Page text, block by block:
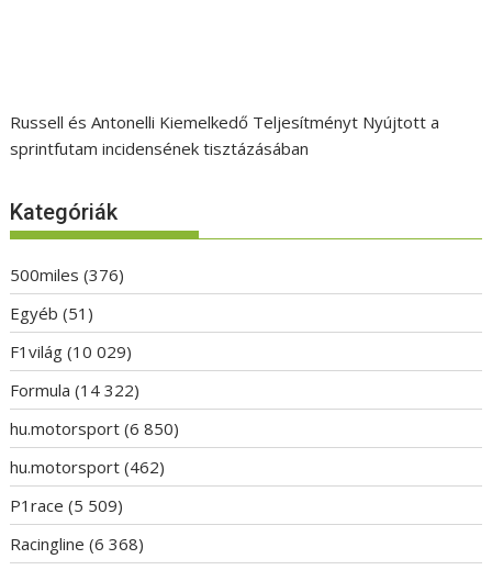
Russell és Antonelli Kiemelkedő Teljesítményt Nyújtott a
sprintfutam incidensének tisztázásában
Kategóriák
500miles (376)
Egyéb (51)
F1világ (10 029)
Formula (14 322)
hu.motorsport (6 850)
hu.motorsport (462)
P1race (5 509)
Racingline (6 368)